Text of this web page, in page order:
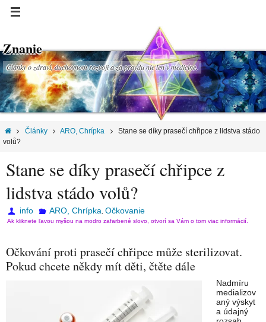
Znanie
Články o zdraví, duchovnom rozvoji a za pravdu nie len v medicíne.
Články ARO, Chrípka
Stane se díky prasečí chřipce z lidstva stádo
volů?
Stane se díky prasečí chřipce z
lidstva stádo volů?
info ARO, Chrípka Očkovanie
Ak kliknete ľavou myšou na modro zafarbené slovo, otvorí sa Vám o tom viac informácií.
Očkování proti prasečí chřipce může sterilizovat.
Pokud chcete někdy mít děti, čtěte dále
Nadmíru
medializov
aný výskyt
a údajný